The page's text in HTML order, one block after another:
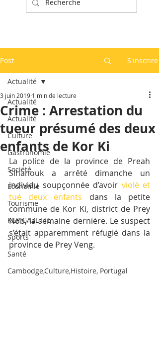
Post S'inscrire
Actualité
Actualité
Culture
Gastronomie
Société
Economie
Tourisme
KEP GAZETTE
Sports
Santé
Cambodge,Culture,Histoire, Portugal
Actualité
Crime : Arrestation du
tueur présumé des deux
enfants de Kor Ki
3 juin 2019 1 min de lecture
La police de la province de Preah
Sihanouk a arrêté dimanche un
individu soupçonnée d’avoir violé et
tué deux enfants dans la petite
commune de Kor Ki, district de Prey
Nob, la semaine dernière. Le suspect
s’était apparemment réfugié dans la
province de Prey Veng.